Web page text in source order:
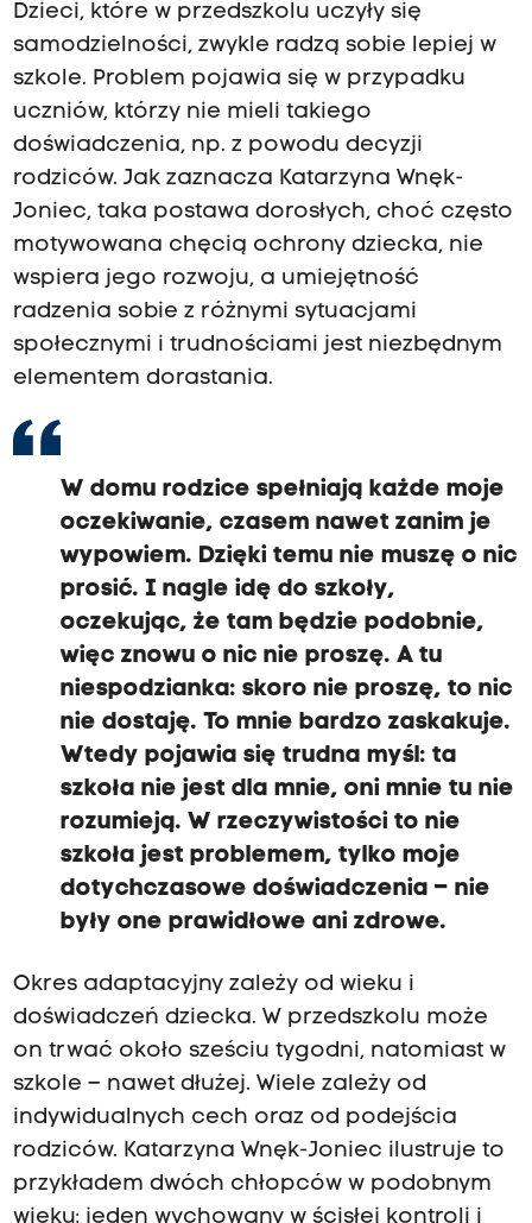
Dzieci, które w przedszkolu uczyły się
samodzielności, zwykle radzą sobie lepiej w
szkole. Problem pojawia się w przypadku
uczniów, którzy nie mieli takiego
doświadczenia, np. z powodu decyzji
rodziców. Jak zaznacza Katarzyna Wnęk-
Joniec, taka postawa dorosłych, choć często
motywowana chęcią ochrony dziecka, nie
wspiera jego rozwoju, a umiejętność
radzenia sobie z różnymi sytuacjami
społecznymi i trudnościami jest niezbędnym
elementem dorastania.
W domu rodzice spełniają każde moje
oczekiwanie, czasem nawet zanim je
wypowiem. Dzięki temu nie muszę o nic
prosić. I nagle idę do szkoły,
oczekując, że tam będzie podobnie,
więc znowu o nic nie proszę. A tu
niespodzianka: skoro nie proszę, to nic
nie dostaję. To mnie bardzo zaskakuje.
Wtedy pojawia się trudna myśl: ta
szkoła nie jest dla mnie, oni mnie tu nie
rozumieją. W rzeczywistości to nie
szkoła jest problemem, tylko moje
dotychczasowe doświadczenia – nie
były one prawidłowe ani zdrowe.
Okres adaptacyjny zależy od wieku i
doświadczeń dziecka. W przedszkolu może
on trwać około sześciu tygodni, natomiast w
szkole – nawet dłużej. Wiele zależy od
indywidualnych cech oraz od podejścia
rodziców. Katarzyna Wnęk-Joniec ilustruje to
przykładem dwóch chłopców w podobnym
wieku: jeden wychowany w ścisłej kontroli i